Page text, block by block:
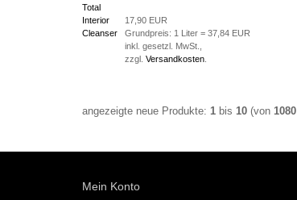
17,90 EUR
Grundpreis: 1 Liter = 37,84 EUR
inkl. gesetzl. MwSt.,
zzgl. Versandkosten
angezeigte neue Produkte: 1 bis 10 (von 1080
Mein Konto